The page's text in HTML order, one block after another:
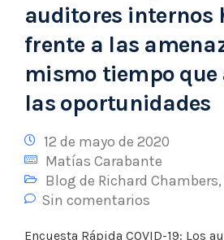
auditores internos
frente a las
mismo tiempo
las oportunidades
12 de mayo de 2020
Matías Carabante
Blog de Richard Chambers,
Sin comentarios
Encuesta Rápida COVID-19: Los